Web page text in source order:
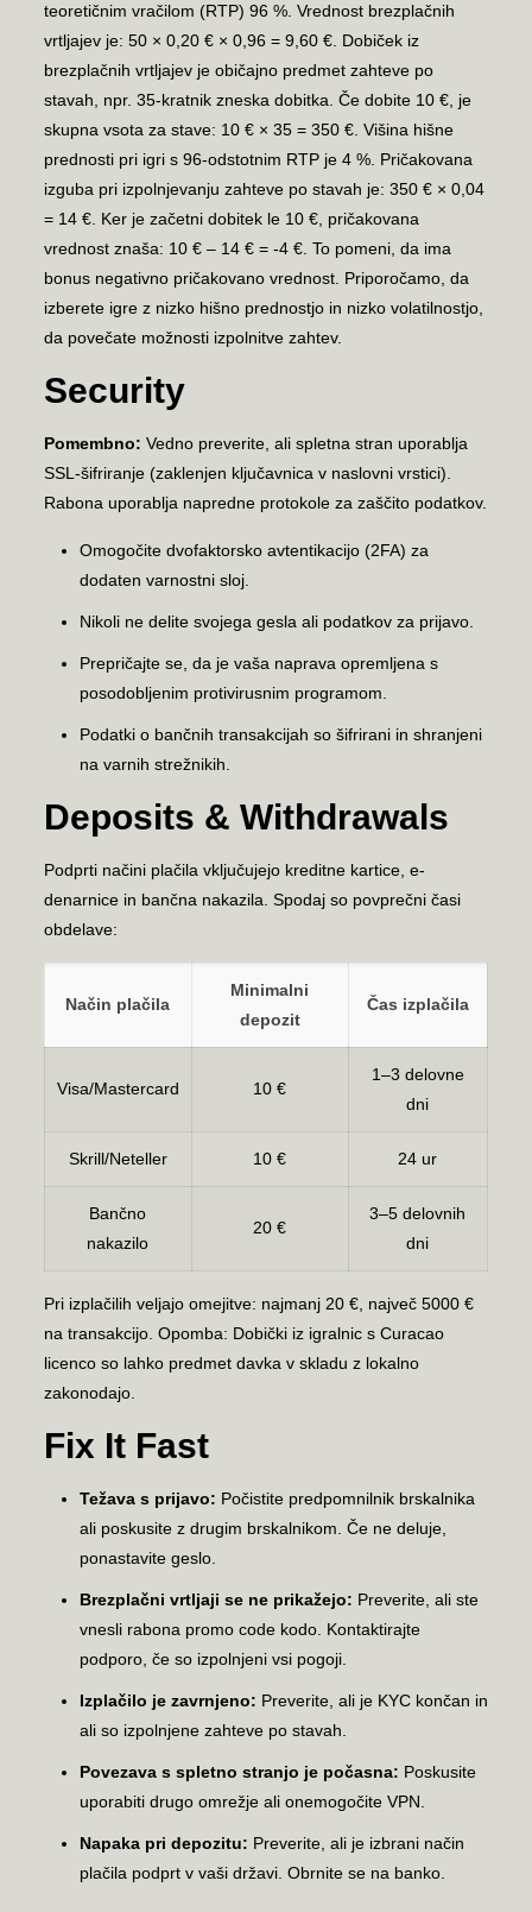
teoretičnim vračilom (RTP) 96 %. Vrednost brezplačnih
vrtljajev je: 50 × 0,20 € × 0,96 = 9,60 €. Dobiček iz
brezplačnih vrtljajev je običajno predmet zahteve po
stavah, npr. 35-kratnik zneska dobitka. Če dobite 10 €, je
skupna vsota za stave: 10 € × 35 = 350 €. Višina hišne
prednosti pri igri s 96-odstotnim RTP je 4 %. Pričakovana
izguba pri izpolnjevanju zahteve po stavah je: 350 € × 0,04
= 14 €. Ker je začetni dobitek le 10 €, pričakovana
vrednost znaša: 10 € – 14 € = -4 €. To pomeni, da ima
bonus negativno pričakovano vrednost. Priporočamo, da
izberete igre z nizko hišno prednostjo in nizko volatilnostjo,
da povečate možnosti izpolnitve zahtev.
Security
Pomembno: Vedno preverite, ali spletna stran uporablja
SSL-šifriranje (zaklenjen ključavnica v naslovni vrstici).
Rabona uporablja napredne protokole za zaščito podatkov.
Omogočite dvofaktorsko avtentikacijo (2FA) za
dodaten varnostni sloj.
Nikoli ne delite svojega gesla ali podatkov za prijavo.
Prepričajte se, da je vaša naprava opremljena s
posodobljenim protivirusnim programom.
Podatki o bančnih transakcijah so šifrirani in shranjeni
na varnih strežnikih.
Deposits & Withdrawals
Podprti načini plačila vključujejo kreditne kartice, e-
denarnice in bančna nakazila. Spodaj so povprečni časi
obdelave:
Način plačila
Minimalni
depozit
Čas izplačila
Visa/Mastercard 10 €
1–3 delovne
dni
Skrill/Neteller 10 € 24 ur
Bančno
nakazilo
20 €
3–5 delovnih
dni
Pri izplačilih veljajo omejitve: najmanj 20 €, največ 5000 €
na transakcijo. Opomba: Dobički iz igralnic s Curacao
licenco so lahko predmet davka v skladu z lokalno
zakonodajo.
Fix It Fast
Težava s prijavo: Počistite predpomnilnik brskalnika
ali poskusite z drugim brskalnikom. Če ne deluje,
ponastavite geslo.
Brezplačni vrtljaji se ne prikažejo: Preverite, ali ste
vnesli rabona promo code kodo. Kontaktirajte
podporo, če so izpolnjeni vsi pogoji.
Izplačilo je zavrnjeno: Preverite, ali je KYC končan in
ali so izpolnjene zahteve po stavah.
Povezava s spletno stranjo je počasna: Poskusite
uporabiti drugo omrežje ali onemogočite VPN.
Napaka pri depozitu: Preverite, ali je izbrani način
plačila podprt v vaši državi. Obrnite se na banko.